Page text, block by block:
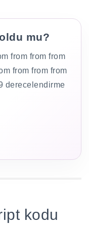
mu?
from from from
from from from
derecelendirme
kodu